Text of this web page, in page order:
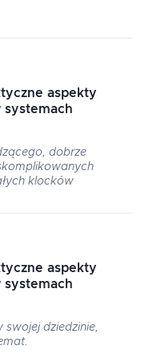
aspekty
systemach
dobrze
klocków
aspekty
systemach
dziedzinie,